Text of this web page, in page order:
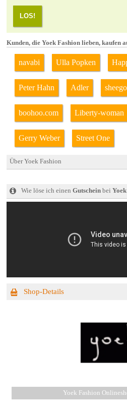
LOS!
Kunden, die Yoek Fashion lieben, kaufen
navabi Ulla Popken
Peter Hahn Adler sheego
boohoo.com Liberty-woman
Gerry Weber Street One
Über Yoek Fashion
Wie löse ich einen Gutscheinbei
Shop-Details
Yoek Fashion